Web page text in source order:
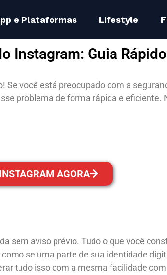
e Plataformas Lifestyle
Instagram: Guia Rápido
Se você está preocupado com a
problema de forma rápida e eficiente.
AGORA
sem aviso prévio. Tudo o que você
se uma parte de sua identidade
tudo isso com a mesma facilidade